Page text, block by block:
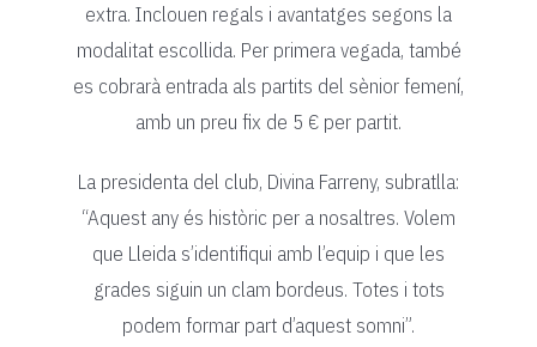
extra. Inclouen regals i avantatges segons la
modalitat escollida. Per primera vegada, també
es cobrarà entrada als partits del sènior femení,
amb un preu fix de 5 € per partit.
La presidenta del club, Divina Farreny, subratlla:
“Aquest any és històric per a nosaltres. Volem
que Lleida s’identifiqui amb l’equip i que les
grades siguin un clam bordeus. Totes i tots
podem formar part d’aquest somni”.